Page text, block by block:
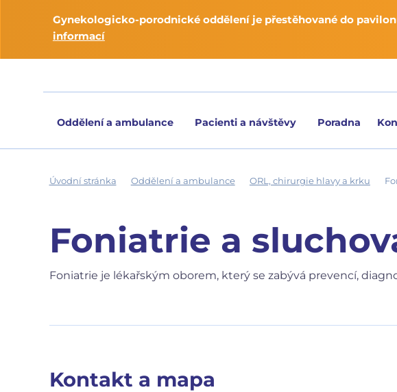
Gynekologicko-porodnické oddělení je přestěhované do
informací
Oddělení a ambulance Pacienti a návštěvy Poradna
Úvodní stránka Oddělení a ambulance ORL, chirurgie hlavy a krku
Foniatrie a
Foniatrie je lékařským oborem, který se zabývá prevencí,
Kontakt a mapa